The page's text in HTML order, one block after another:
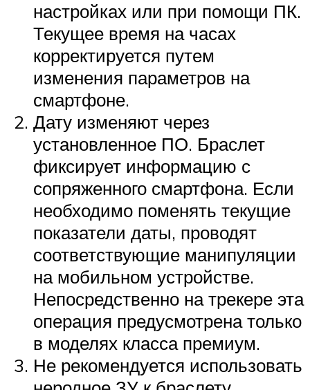
настройках или при помощи ПК.
Текущее время на часах
корректируется путем
изменения параметров на
смартфоне.
Дату изменяют через
установленное ПО. Браслет
фиксирует информацию с
сопряженного смартфона. Если
необходимо поменять текущие
показатели даты, проводят
соответствующие манипуляции
на мобильном устройстве.
Непосредственно на трекере эта
операция предусмотрена только
в моделях класса премиум.
Не рекомендуется использовать